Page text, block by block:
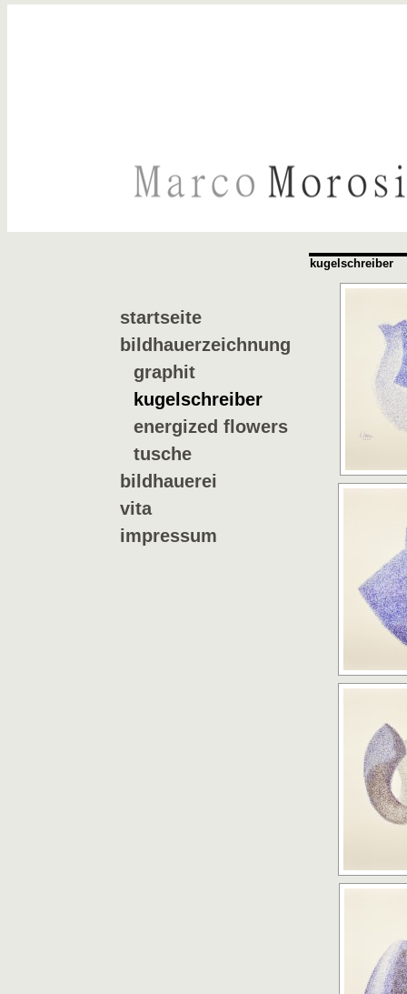
startseite
bildhauerzeichnung
graphit
kugelschreiber
energized flowers
tusche
bildhauerei
vita
impressum
kugelschreiber